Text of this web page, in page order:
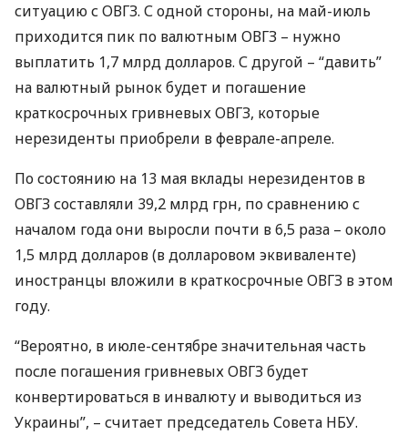
ситуацию сОВГЗ. С одной стороны, на май-июль
приходится пик по валютным ОВГЗ – нужно
выплатить 1,7 млрд долларов. С другой – “давить”
на валютный рынок будет и погашение
краткосрочных гривневыхОВГЗ, которые
нерезиденты приобрели в феврале-апреле.
По состоянию на 13 мая вклады нерезидентов в
ОВГЗсоставляли 39,2 млрд грн, по сравнению с
началом года они выросли почти в 6,5 раза – около
1,5 млрд долларов (в долларовом эквиваленте)
иностранцы вложили в краткосрочныеОВГЗ в этом
году.
“Вероятно, в июле-сентябре значительная часть
после погашения гривневыхОВГЗбудет
конвертироваться в инвалюту и выводиться из
Украины”, – считает председатель Совета НБУ.